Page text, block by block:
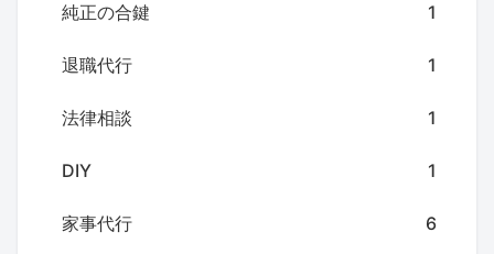
純正の合鍵 1
退職代行 1
法律相談 1
DIY 1
家事代行 6